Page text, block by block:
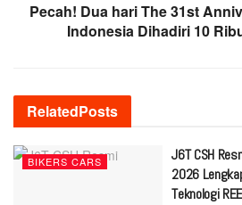
Pecah! Dua hari The 31st
Indonesia Dihadiri 10
RelatedPosts
BIKERS CARS
J6T CSH
2026
Teknologi